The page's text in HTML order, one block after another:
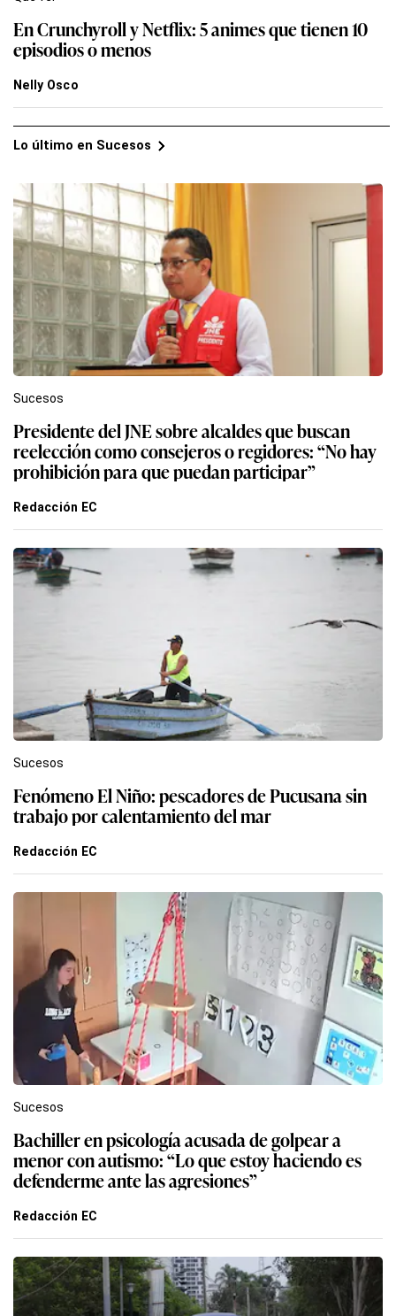
En Crunchyroll y Netflix: 5 animes que tienen 10
episodios o menos
Nelly Osco
Lo último en Sucesos
Sucesos
Presidente del JNE sobre alcaldes que buscan
reelección como consejeros o regidores: “No hay
prohibición para que puedan participar”
Redacción EC
Sucesos
Fenómeno El Niño: pescadores de Pucusana sin
trabajo por calentamiento del mar
Redacción EC
Sucesos
Bachiller en psicología acusada de golpear a
menor con autismo: “Lo que estoy haciendo es
defenderme ante las agresiones”
Redacción EC